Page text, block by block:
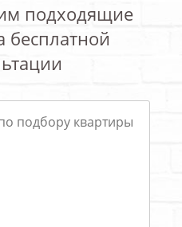
подходящие
бесплатной